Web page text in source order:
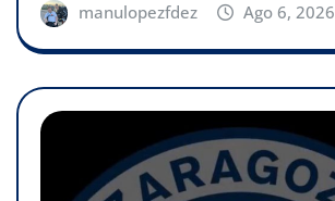
manulopezfdez Ago 6, 2026